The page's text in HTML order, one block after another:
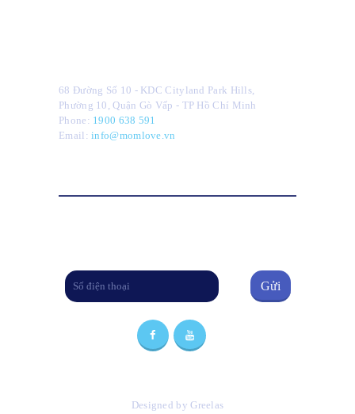
68 Đường Số 10 - KDC Cityland Park Hills,
Phường 10, Quận Gò Vấp - TP Hồ Chí Minh
Phone: 1900 638 591
Email:info@momlove.vn
Designed by Greelas